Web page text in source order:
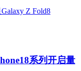
系列开启量